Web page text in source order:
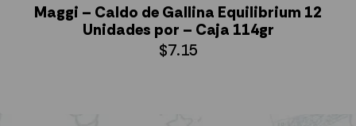
Maggi – Caldo de Gallina Equilibrium 12
Unidades por – Caja 114gr
$7.15